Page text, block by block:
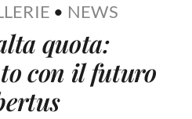
• NEWS
quota:
con il futuro